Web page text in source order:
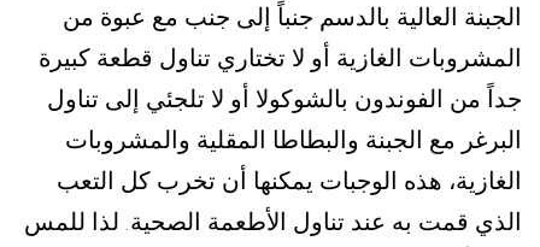
الجبنة العالية بالدسم جنباً إلى جنب مع عبوة من
المشروبات الغازية أو لا تختاري تناول قطعة كبيرة
جداً من الفوندون بالشوكولا أو لا تلجئي إلى تناول
البرغر مع الجبنة والبطاطا المقلية والمشروبات
الغازية، هذه الوجبات يمكنها أن تخرب كل التعب
الذي قمت به عند تناول الأطعمة الصحية. لذا للمس